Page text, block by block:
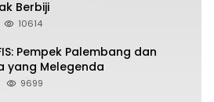
Berbiji
10614
Pempek Palembang dan
yang Melegenda
9699